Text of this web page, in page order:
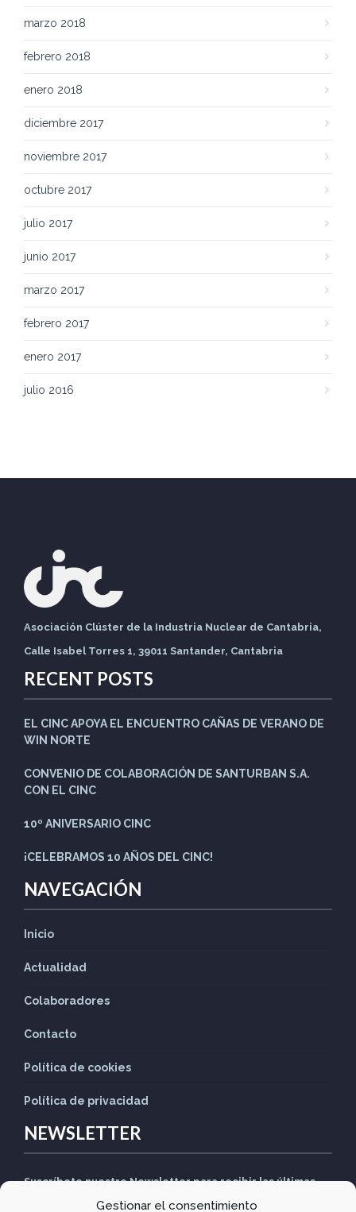
Gestionar el consentimiento
marzo 2018
febrero 2018
enero 2018
diciembre 2017
noviembre 2017
octubre 2017
julio 2017
junio 2017
marzo 2017
febrero 2017
enero 2017
julio 2016
Asociación Clúster de la Industria Nuclear de Cantabria,
Calle Isabel Torres 1, 39011 Santander, Cantabria
RECENT POSTS
EL CINC APOYA EL ENCUENTRO CAÑAS DE VERANO DE
WIN NORTE
CONVENIO DE COLABORACIÓN DE SANTURBAN S.A.
CON EL CINC
10º ANIVERSARIO CINC
¡CELEBRAMOS 10 AÑOS DEL CINC!
NAVEGACIÓN
Inicio
Actualidad
Colaboradores
Contacto
Política de cookies
Política de privacidad
NEWSLETTER
Suscríbete nuestro Newsletter para recibir las últimas